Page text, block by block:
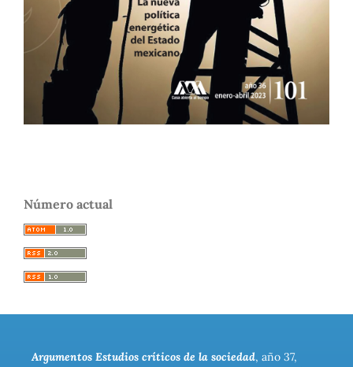
Número actual
Argumentos Estudios críticos de la sociedad, año 37,